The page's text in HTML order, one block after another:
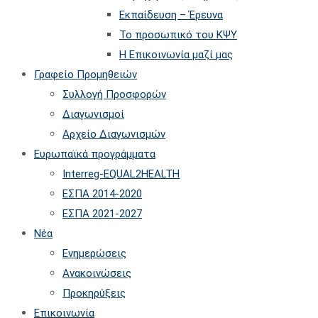
Εκπαίδευση – Έρευνα
Το προσωπικό του ΚΨΥ
Η Επικοινωνία μαζί μας
Γραφείο Προμηθειών
Συλλογή Προσφορών
Διαγωνισμοί
Αρχείο Διαγωνισμών
Ευρωπαϊκά προγράμματα
Interreg-EQUAL2HEALTH
ΕΣΠΑ 2014-2020
ΕΣΠΑ 2021-2027
Νέα
Ενημερώσεις
Ανακοινώσεις
Προκηρύξεις
Επικοινωνία